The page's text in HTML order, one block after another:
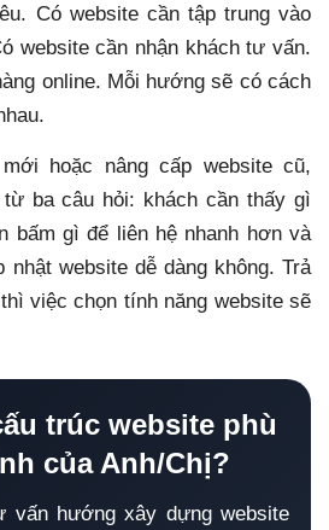
Có website cần tập trung vào
website cần nhận khách tư vấn.
online. Mỗi hướng sẽ có cách
hoặc nâng cấp website cũ,
từ ba câu hỏi: khách cần thấy gì
bấm gì để liên hệ nhanh hơn và
nhật website dễ dàng không. Trả
việc chọn tính năng website sẽ
trúc website phù
của Anh/Chị?
vấn hướng xây dựng website